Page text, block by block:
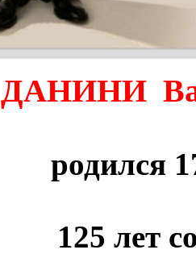
ДАНИНИ
родился
125 лет